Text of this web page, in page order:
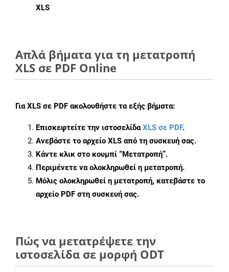
XLS
Απλά βήματα για τη μετατροπή
XLS σε PDF Online
ΓιαXLS σε PDF ακολουθήστε τα εξής βήματα:
Επισκεφτείτε την ιστοσελίδαXLS σε PDF.
Ανεβάστε το αρχείο XLS από τη συσκευή σας.
Κάντε κλικ στο κουμπί “Μετατροπή”.
Περιμένετε να ολοκληρωθεί η μετατροπή.
Μόλις ολοκληρωθεί η μετατροπή, κατεβάστε το
αρχείο PDF στη συσκευή σας.
Πώς να μετατρέψετε την
ιστοσελίδα σε μορφή ODT